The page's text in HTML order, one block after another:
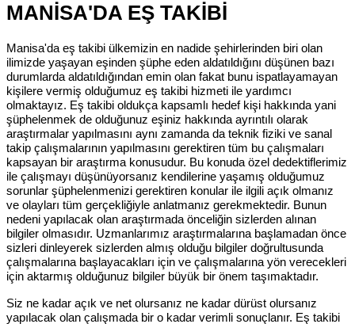
MANİSA'DA EŞ TAKİBİ
Manisa'da eş takibi ülkemizin en nadide şehirlerinden biri olan
ilimizde yaşayan eşinden şüphe eden aldatıldığını düşünen bazı
durumlarda aldatıldığından emin olan fakat bunu ispatlayamayan
kişilere vermiş olduğumuz eş takibi hizmeti ile yardımcı
olmaktayız. Eş takibi oldukça kapsamlı hedef kişi hakkında yani
şüphelenmek de olduğunuz eşiniz hakkında ayrıntılı olarak
araştırmalar yapılmasını aynı zamanda da teknik fiziki ve sanal
takip çalışmalarının yapılmasını gerektiren tüm bu çalışmaları
kapsayan bir araştırma konusudur. Bu konuda özel dedektiflerimiz
ile çalışmayı düşünüyorsanız kendilerine yaşamış olduğumuz
sorunlar şüphelenmenizi gerektiren konular ile ilgili açık olmanız
ve olayları tüm gerçekliğiyle anlatmanız gerekmektedir. Bunun
nedeni yapılacak olan araştırmada önceliğin sizlerden alınan
bilgiler olmasıdır. Uzmanlarımız araştırmalarına başlamadan önce
sizleri dinleyerek sizlerden almış olduğu bilgiler doğrultusunda
çalışmalarına başlayacakları için ve çalışmalarına yön verecekleri
için aktarmış olduğunuz bilgiler büyük bir önem taşımaktadır.
Siz ne kadar açık ve net olursanız ne kadar dürüst olursanız
yapılacak olan çalışmada bir o kadar verimli sonuçlanır. Eş takibi